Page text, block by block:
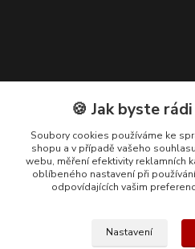
Kontakty
+420 608 400 554
(Po-Pá, 8-15 hod.)
ekohas@ekohas.cz
🍪 Jak byste
Soubory cookies používáme ke
shopu a v případě vašeho
webu, měření efektivity reklamních
oblíbeného nastavení při
odpovídajících vašim
Nastavení